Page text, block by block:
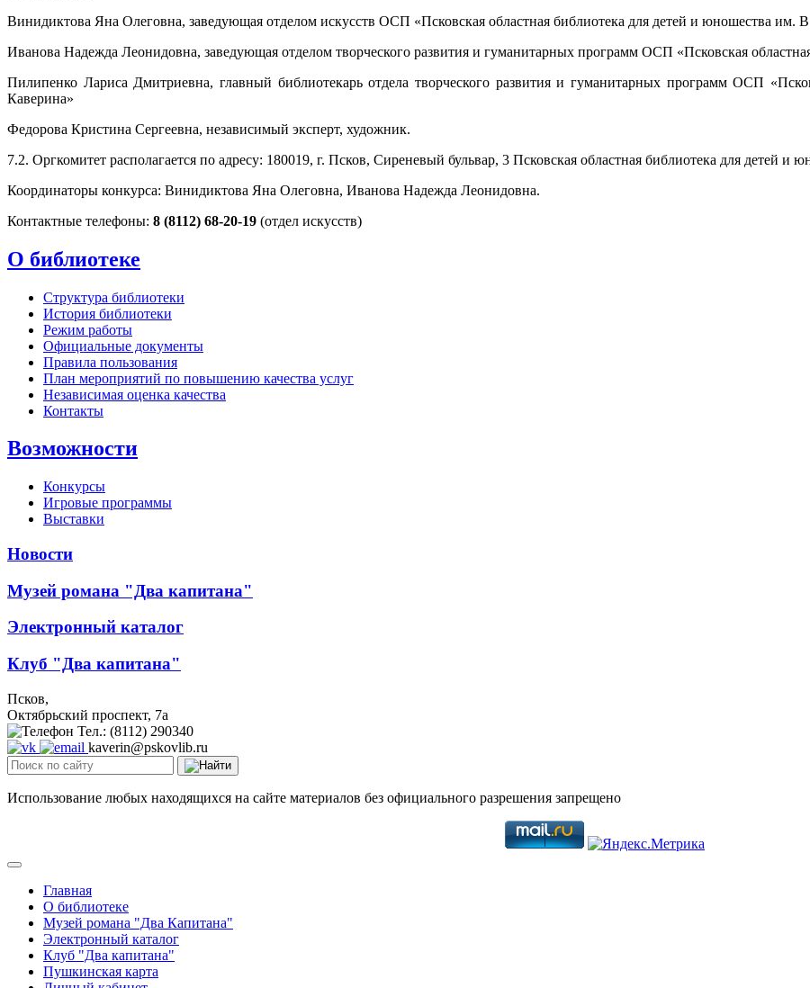
Винидиктова Яна Олеговна, заведующая отделом искусств ОСП «Псковская областная библиотека для детей и юношества им.
Иванова Надежда Леонидовна, заведующая отделом творческого развития и гуманитарных программ ОСП «Псковская
Пилипенко Лариса Дмитриевна, главный библиотекарь отдела творческого развития и гуманитарных программ ОСП
Каверина»
Федорова Кристина Сергеевна, независимый эксперт, художник.
7.2. Оргкомитет располагается по адресу: 180019, г. Псков, Сиреневый бульвар, 3 Псковская областная библиотека для детей
Координаторы конкурса: Винидиктова Яна Олеговна, Иванова Надежда Леонидовна.
Контактные телефоны: 8 (8112) 68-20-19 (отдел искусств)
О библиотеке
Структура библиотеки
История библиотеки
Режим работы
Официальные документы
Правила пользования
План мероприятий по повышению качества услуг
Независимая оценка качества
Контакты
Возможности
Конкурсы
Игровые программы
Выставки
Новости
Музей романа "Два капитана"
Электронный каталог
Клуб "Два капитана"
Псков,
Октябрьский проспект, 7a
Тел.: (8112) 290340
kaverin@pskovlib.ru
Использование любых находящихся на сайте материалов без официального разрешения запрещено
Главная
О библиотеке
Музей романа "Два Капитана"
Электронный каталог
Клуб "Два капитана"
Пушкинская карта